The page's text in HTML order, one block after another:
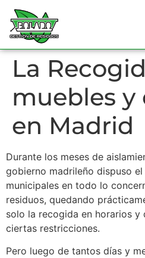
La
muebles y
en Madrid
Durante los meses de
gobierno madrileño dispuso
municipales en todo lo
residuos, quedando
solo la recogida en horarios
ciertas restricciones.
Pero luego de tantos días y